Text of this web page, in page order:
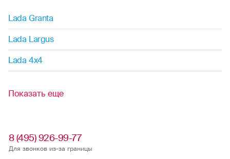
Lada Granta
Lada Largus
Lada 4x4
Показать еще
8 (495) 926-99-77
Для звонков из-за границы